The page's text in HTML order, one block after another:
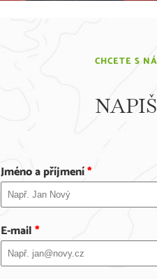
CHCETE S
Jméno a příjmení*
E-mail*